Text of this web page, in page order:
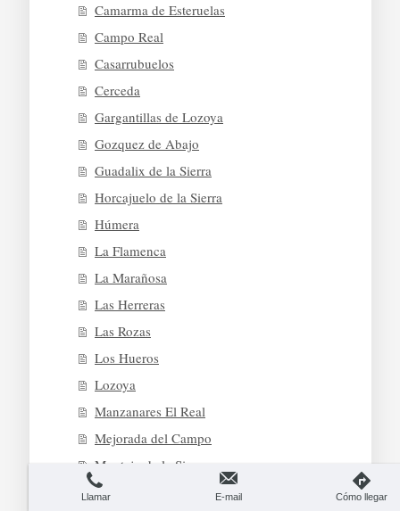
Camarma de Esteruelas
Campo Real
Casarrubuelos
Cerceda
Gargantillas de Lozoya
Gozquez de Abajo
Guadalix de la Sierra
Horcajuelo de la Sierra
Húmera
La Flamenca
La Marañosa
Las Herreras
Las Rozas
Los Hueros
Lozoya
Manzanares El Real
Mejorada del Campo
Montejo de la Sierra
Morata de Tajuña
Llamar E-mail Cómo llegar